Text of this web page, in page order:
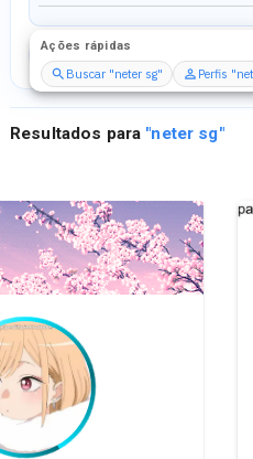
Ações rápidas
Buscar "neter sg" Perfis
Perfis
Resultados para "neter sg"